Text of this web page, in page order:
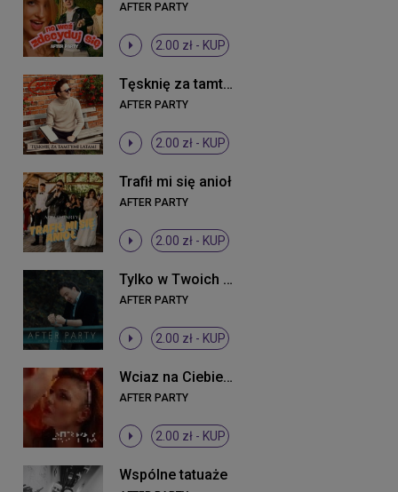
AFTER PARTY
2.00 zł - KUP
Tęsknię za tamtymi latami
AFTER PARTY
2.00 zł - KUP
Trafił mi się anioł
AFTER PARTY
2.00 zł - KUP
Tylko w Twoich dłoniach
AFTER PARTY
2.00 zł - KUP
Wciaz na Ciebie czekam
AFTER PARTY
2.00 zł - KUP
Wspólne tatuaże